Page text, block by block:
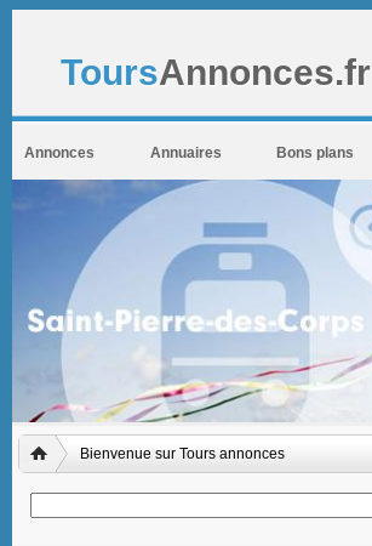
ToursAnnonces.fr
Annonces Annuaires Bons plans
Bienvenue sur Tours annonces